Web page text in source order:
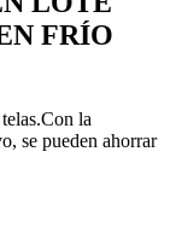
FRÍO
la
se pueden ahorrar